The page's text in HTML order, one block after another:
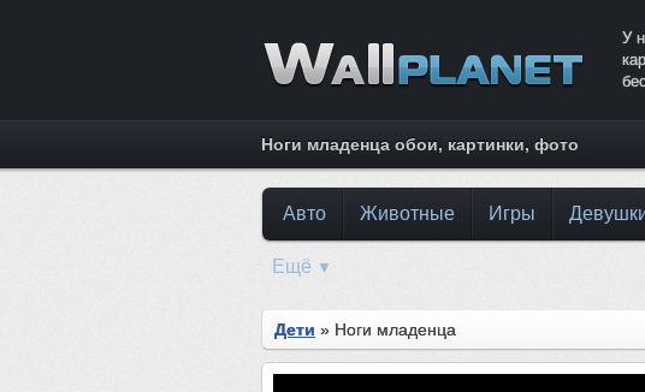
У
Ноги младенца обои, картинки, фото
Авто Животные Игры
Ещё ▼
Дети » Ноги младенца